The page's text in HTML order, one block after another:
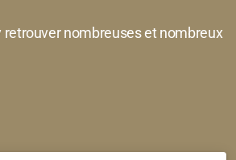
retrouver nombreuses et nombreux